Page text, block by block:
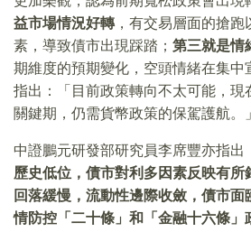
益市場情況好轉，有交易層面的搶跑
素，導致債市出現踩踏； 第三就是情
期維度的預期變化，空頭情緒在集中
指出：「目前政策轉向不太可能，現
關鍵期，仍需貨幣政策的保駕護航。」
中證鵬元研發部研究員李席豐亦指出
歷史低位，債市對利多因素反映有所
回落緩慢，流動性邊際收斂，債市
情防控「二十條」和「金融十六條」